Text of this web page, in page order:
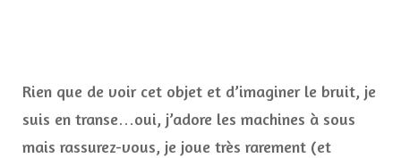
Rien que de voir cet objet et d’imaginer le bruit, je
suis en transe…oui, j’adore les machines à sous
mais rassurez-vous, je joue très rarement (et